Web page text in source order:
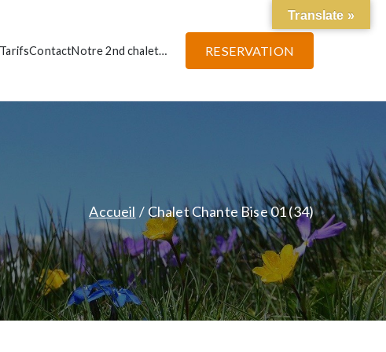
TarifsContactNotre 2nd chalet… RESERVATION
Accueil Chalet Chante Bise 01 (34)
Translate »